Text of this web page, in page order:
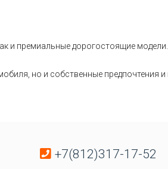
и премиальные дорогостоящие модели.
но и собственные предпочтения
+7(812)317-17-52